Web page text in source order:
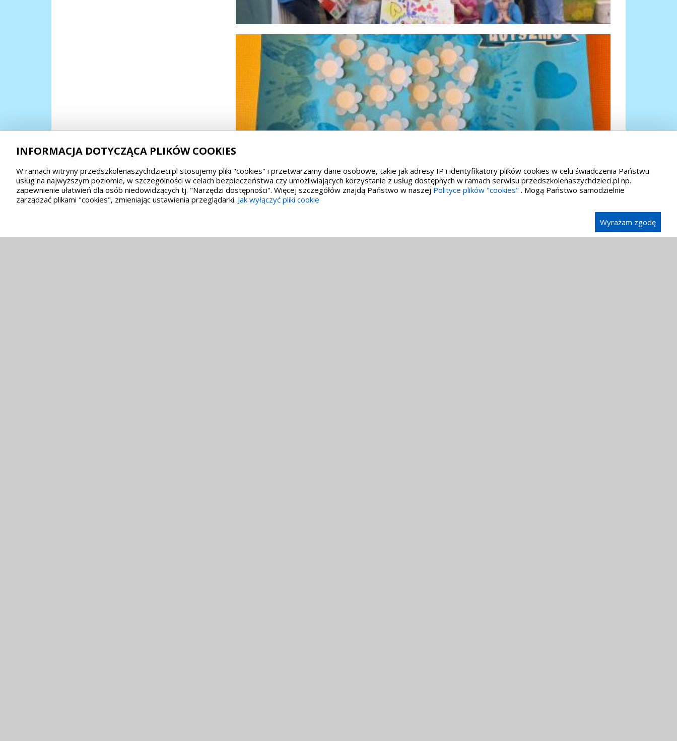
INFORMACJA DOTYCZĄCA PLIKÓW COOKIES
W ramach witryny przedszkolenaszychdzieci.pl stosujemy pliki "cookies" i przetwarzamy dane osobowe, takie jak adresy IP i identyfikatory plików cookies w celu świadczenia Państwu
usług na najwyższym poziomie, w szczególności w celach bezpieczeństwa czy umożliwiających korzystanie z usług dostępnych w ramach serwisu przedszkolenaszychdzieci.pl np.
zapewnienie ułatwień dla osób niedowidzących tj. "Narzędzi dostępności". Więcej szczegółów znajdą Państwo w naszej Polityce plików "cookies" . Mogą Państwo samodzielnie
zarządzać plikami "cookies", zmieniając ustawienia przeglądarki. Jak wyłączyć pliki cookie
Wyrażam zgodę